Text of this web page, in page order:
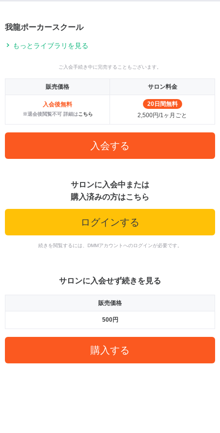
我龍ポーカースクール
もっとライブラリを見る
ご入会手続き中に完売することもございます。
販売価格 サロン料金
入会後無料
※退会後閲覧不可 詳細はこちら
20日間無料
2,500円/1ヶ月ごと
入会する
サロンに入会中または
購入済みの方はこちら
ログインする
続きを閲覧するには、DMMアカウントへのログインが必要です。
サロンに入会せず続きを見る
販売価格
500円
購入する